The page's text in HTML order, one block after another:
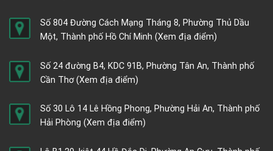
Số 804 Đường Cách Mạng Tháng 8, Phường Thủ Dầu
Một, Thành phố Hồ Chí Minh (Xem địa điểm)
Số 24 đường B4, KDC 91B, Phường Tân An, Thành phố
Cần Thơ(Xem địa điểm)
Số 30 Lô 14 Lê Hồng Phong, Phường Hải An, Thành phố
Hải Phòng (Xem địa điểm)